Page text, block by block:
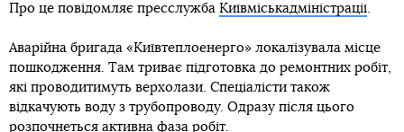
Про це повідомляє пресслужба Київміськадміністрації
Аварійна бригада «Київтеплоенерго» локалізувала місце
пошкодження. Там триває підготовка до ремонтних робіт,
які проводитимуть верхолази. Спеціалісти також
відкачують воду з трубопроводу. Одразу після цього
розпочнеться активна фаза робіт.